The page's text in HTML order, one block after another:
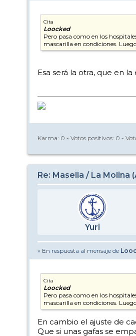
Cita
Loocked
Pero pasa como en los
mascarilla en condiciones.
Esa será la otra, que en
Karma: 0 - Votos positivos: 0 -
Re: Masella / La Molina
Yuri
» En respuesta al mensaje de
Cita
Loocked
Pero pasa como en los
mascarilla en condiciones.
En cambio el ajuste de
Que si unas gafas se